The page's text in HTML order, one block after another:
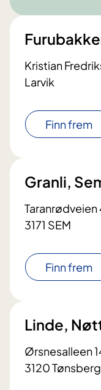
Kristian
Larvik
Finn frem
Granli,
Taranrødveien
3171 SEM
Finn frem
Linde,
Ørsnesalleen
3120 Tønsberg